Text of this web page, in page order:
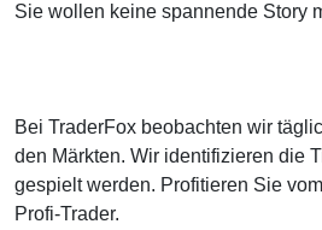
Sie wollen keine spannende Story
Bei TraderFox beobachten wir
den Märkten. Wir identifizieren die
gespielt werden. Profitieren Sie
Profi-Trader.